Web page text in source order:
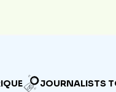
JOURNALISTS